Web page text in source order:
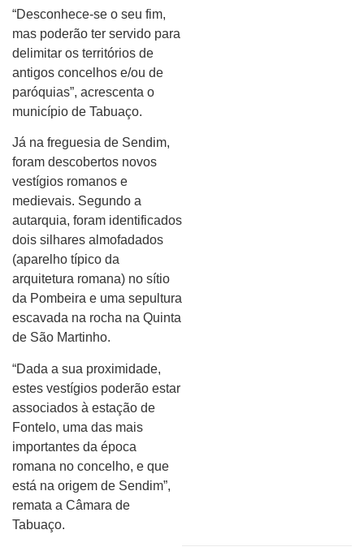
“Desconhece-se o seu fim,
mas poderão ter servido para
delimitar os territórios de
antigos concelhos e/ou de
paróquias”, acrescenta o
município de Tabuaço.
Já na freguesia de Sendim,
foram descobertos novos
vestígios romanos e
medievais. Segundo a
autarquia, foram identificados
dois silhares almofadados
(aparelho típico da
arquitetura romana) no sítio
da Pombeira e uma sepultura
escavada na rocha na Quinta
de São Martinho.
“Dada a sua proximidade,
estes vestígios poderão estar
associados à estação de
Fontelo, uma das mais
importantes da época
romana no concelho, e que
está na origem de Sendim”,
remata a Câmara de
Tabuaço.